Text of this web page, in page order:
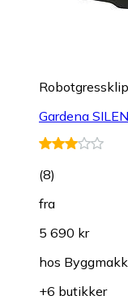
Gardena
(8)
fra
5 690 kr
hos
+6 butikker